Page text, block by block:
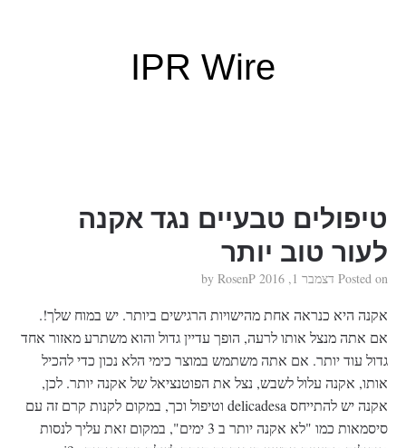
IPR Wire
טיפולים טבעיים נגד אקנה
לעור טוב יותר
Posted on דצמבר 1, 2016 RosenP
אקנה היא כנראה אחת מהישויות הרגישים ביותר. יש במוח שלך!.
אם אתה מנצל אותו לרעה, הופך עדיין גדול והוא משתרע מאזור אחד
גדול עוד יותר. אם אתה משתמש במוצר כימי הלא נכון כדי להכיל
אותו, אקנה עלול לשבש, נצל את הפוטנציאל של אקנה יותר. לכן,
אקנה יש להתייחס delicadesa וטיפול וכך, במקום לקנות קרם זה עם
סיסמאות כמו "לא אקנה יותר ב 3 ימים", במקום זאת עליך לנסות